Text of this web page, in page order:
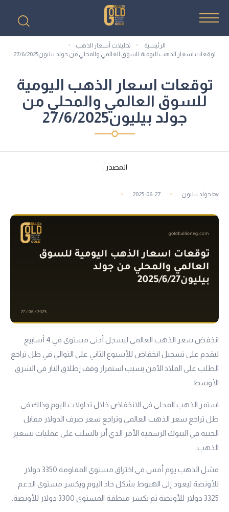
الرئيسية
تحليلات أسعار الذهب
توقعات اسعار الذهب اليومية للسوق العالمي والمحلي من جولد بيليون27/6/2025
توقعات اسعار الذهب اليومية
للسوق العالمي والمحلي من
جولد بيليون27/6/2025
المصدر :
by جولد بيليون 2025-06-27
انخفض سعر الذهب العالمي ليسجل أدنى مستوى في 4 أسابيع
ليقدم على تسجيل انخفاض للأسبوع الثاني على التوالي في ظل تراجع
الطلب على الملاذ الآمن بسبب استمرار وقف إطلاق النار في الشرق
الأوسط.
استمر الذهب المحلي في الانخفاض خلال تداولات اليوم وذلك في
ظل تراجع سعر الذهب العالمي وتراجع سعر صرف الدولار مقابل
الجنيه في البنوك الرسمية الأمر الذي أثر بالسلب على عمليات تسعير
الذهب.
فشل الذهب يوم أمس في اختراق مستوى المقاومة 3350 دولار
للأونصة ليعود إلى الهبوط بشكل حاد اليوم ويكسر مستوى الدعم
3325 دولار للأونصة ثم يكسر منطقة المستوى 3300 دولار للأونصة.